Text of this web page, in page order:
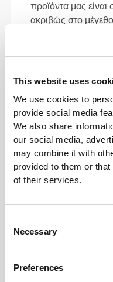
This website uses
We use cookies to
provide social media
We also share
our social media,
may combine it with
provided to them or
of their services.
Selection
Necessary
Preferences
προϊόντα μας είναι
ακριβώς στο
ΠΏΣ ΝΑ
Στήθος
Μέτρησε
του
μασχάλες
κρατώντας
γραμμή.
Γοφοί